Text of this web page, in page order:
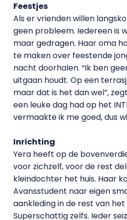
Feestjes
Als er vrienden willen
geen probleem. Iedereen is
maar gedragen. Haar oma
te maken over feestende
nacht doorhalen. “Ik ben
uitgaan houdt. Op een
maar dat is het dan wel”,
een leuke dag had op het
vermaakte ik me goed, dus
Inrichting
Yera heeft op de
voor zichzelf, voor de rest
kleindochter het huis. Haar
Avansstudent naar eigen
aankleding in de rest van het
Superschattig zelfs. Ieder